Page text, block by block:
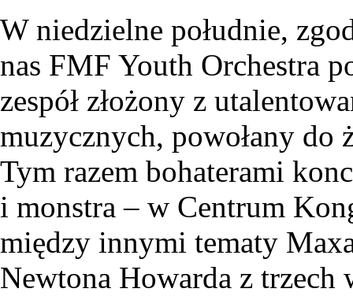
W niedzielne południe,
nas FMF Youth Orchestra
zespół złożony z
muzycznych, powołany do
Tym razem bohaterami
i monstra – w Centrum
między innymi tematy
Newtona Howarda z